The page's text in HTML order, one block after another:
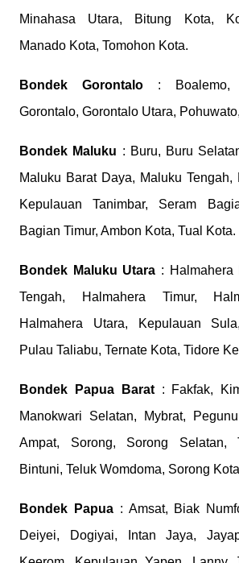
Minahasa Utara, Bitung Kota,
Manado Kota, Tomohon Kota.
Bondek Gorontalo : Boalemo,
Gorontalo, Gorontalo Utara,
Bondek Maluku : Buru, Buru
Maluku Barat Daya, Maluku Tengah,
Kepulauan Tanimbar, Seram
Bagian Timur, Ambon Kota, Tual Kota.
Bondek Maluku Utara : Halmahera
Tengah, Halmahera Timur,
Halmahera Utara, Kepulauan
Pulau Taliabu, Ternate Kota, Tidore
Bondek Papua Barat: Fakfak,
Manokwari Selatan, Mybrat,
Ampat, Sorong, Sorong Selatan,
Bintuni, Teluk Womdoma, Sorong
Bondek Papua : Amsat, Biak
Deiyei, Dogiyai, Intan Jaya,